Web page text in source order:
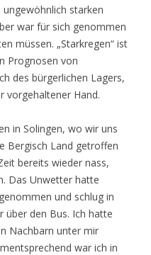
starken
war für sich genommen
müssen. „Starkregen“ ist
Prognosen von
des bürgerlichen Lagers,
vorgehaltener Hand.
in Solingen, wo wir uns
Bergisch Land getroffen
bereits wieder nass,
Das Unwetter hatte
und schlug in
über den Bus. Ich hatte
Nachbarn unter mir
war ich in